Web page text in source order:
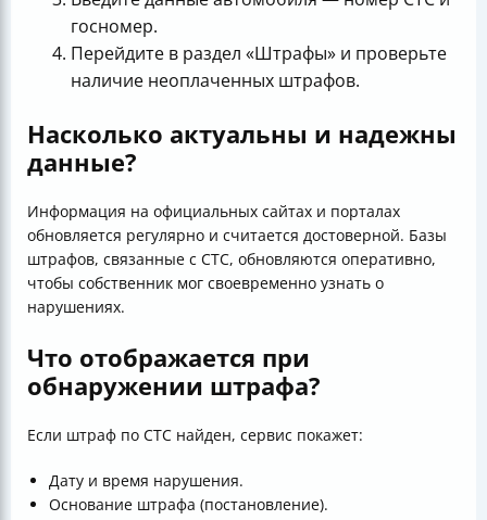
госномер.
Перейдите в раздел «Штрафы» и проверьте
наличие неоплаченных штрафов.
Насколько актуальны и надежны
данные?
Информация на официальных сайтах и порталах
обновляется регулярно и считается достоверной. Базы
штрафов, связанные с СТС, обновляются оперативно,
чтобы собственник мог своевременно узнать о
нарушениях.
Что отображается при
обнаружении штрафа?
Если штраф по СТС найден, сервис покажет:
Дату и время нарушения.
Основание штрафа (постановление).